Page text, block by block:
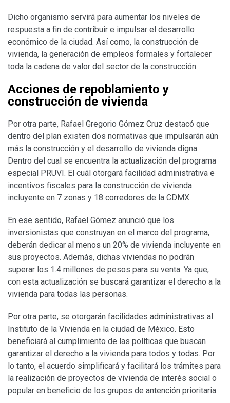
Dicho organismo servirá para aumentar los niveles de
respuesta a fin de contribuir e impulsar el desarrollo
económico de la ciudad. Así como, la construcción de
vivienda, la generación de empleos formales y fortalecer
toda la cadena de valor del sector de la construcción.
Acciones de repoblamiento y
construcción de vivienda
Por otra parte, Rafael Gregorio Gómez Cruz destacó que
dentro del plan existen dos normativas que impulsarán aún
más la construcción y el desarrollo de vivienda digna.
Dentro del cual se encuentra la actualización del programa
especial PRUVI. El cuál otorgará facilidad administrativa e
incentivos fiscales para la construcción de vivienda
incluyente en 7 zonas y 18 corredores de la CDMX.
En ese sentido, Rafael Gómez anunció que los
inversionistas que construyan en el marco del programa,
deberán dedicar al menos un 20% de vivienda incluyente en
sus proyectos. Además, dichas viviendas no podrán
superar los 1.4 millones de pesos para su venta. Ya que,
con esta actualización se buscará garantizar el derecho a la
vivienda para todas las personas.
Por otra parte, se otorgarán facilidades administrativas al
Instituto de la Vivienda en la ciudad de México. Esto
beneficiará al cumplimiento de las políticas que buscan
garantizar el derecho a la vivienda para todos y todas. Por
lo tanto, el acuerdo simplificará y facilitará los trámites para
la realización de proyectos de vivienda de interés social o
popular en beneficio de los grupos de antención prioritaria.